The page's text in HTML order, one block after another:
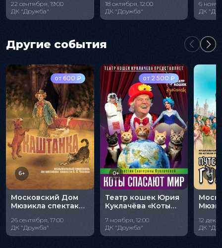
22 сентября, 19:00
ДК "Дружба"
18 октября, 12:00
ДК "Дружба"
6
ДК
Другие события
от 600 ₽
6+
Московский Дом
Мюзикла спектакль
26 сентября, 17:00
ДК "Дружба"
от 2 500 ₽
0+
Театр кошек Юрия
Куклачёва «Коты
7 ноября, 12:00
ДК "Дружба"
6+
12
ДК